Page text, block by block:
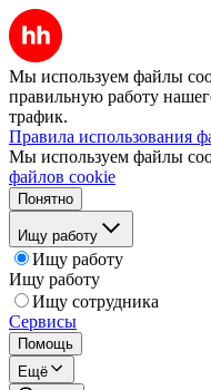
Мы используем файлы
правильную работу
трафик.
Правила использования
Мы используем файлы
файлов cookie
Понятно
Ищу работу
Ищу работу
Ищу работу
Ищу сотрудника
Сервисы
Помощь
Ещё